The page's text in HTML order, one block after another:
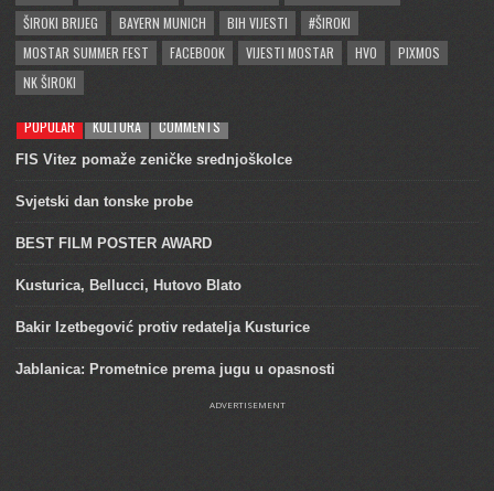
ŠIROKI BRIJEG
BAYERN MUNICH BIH VIJESTI
#ŠIROKI
MOSTAR SUMMER FEST
FACEBOOK VIJESTI MOSTAR HVO
PIXMOS
NK ŠIROKI
POPULAR KULTURA COMMENTS
FIS Vitez pomaže zeničke srednjoškolce
Svjetski dan tonske probe
BEST FILM POSTER AWARD
Kusturica, Bellucci, Hutovo Blato
Bakir Izetbegović protiv redatelja Kusturice
Jablanica: Prometnice prema jugu u opasnosti
ADVERTISEMENT